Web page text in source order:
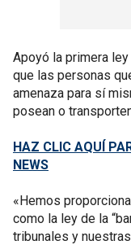
Apoyó la primera
que las personas
amenaza para sí
posean o
HAZ CLIC AQUÍ
NEWS
«Hemos
como la ley de la
tribunales y